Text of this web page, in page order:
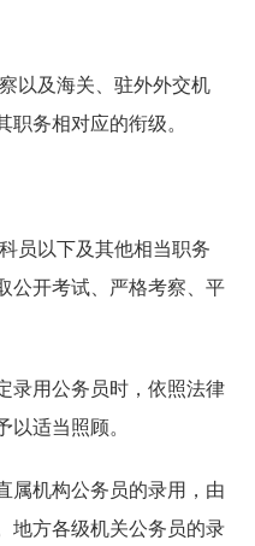
及海关、驻外外交机
务相对应的衔级。
以下及其他相当职务
公开考试、严格考察、平
用公务员时，依照法律
以适当照顾。
机构公务员的录用，由
地方各级机关公务员的录